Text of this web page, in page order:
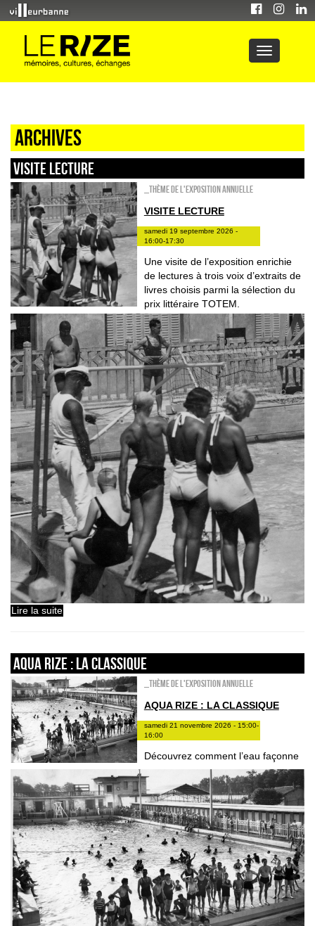
Archives
VISITE LECTURE
_Thème de l'exposition annuelle
VISITE LECTURE
samedi 19 septembre 2026 -
16:00-17:30
Une visite de l’exposition enrichie
de lectures à trois voix d’extraits de
livres choisis parmi la sélection du
prix littéraire TOTEM.
Lire la suite
Aqua Rize : la classique
_Thème de l'exposition annuelle
AQUA RIZE : LA CLASSIQUE
samedi 21 novembre 2026 - 15:00-
16:00
Découvrez comment l’eau façonne